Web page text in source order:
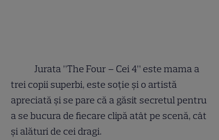
Jurata ”The Four – Cei 4” este mama a
trei copii superbi, este soție și o artistă
apreciată și se pare că a găsit secretul pentru
a se bucura de fiecare clipă atât pe scenă, cât
și alături de cei dragi.